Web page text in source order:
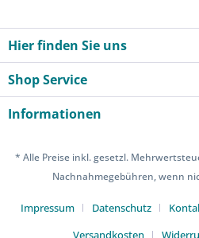
Hier finden Sie uns
Shop Service
Informationen
* Alle Preise inkl. gesetzl.
Nachnahmegebühren, wenn
Impressum Datenschutz
Versandkosten